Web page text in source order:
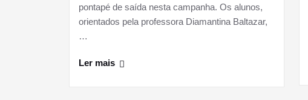
pontapé de saída nesta campanha. Os alunos,
orientados pela professora Diamantina Baltazar,
…
Ler mais